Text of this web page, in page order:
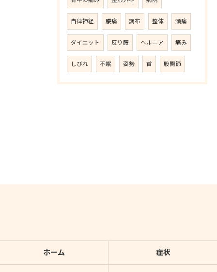
自律神経 腰痛 調布 整体 頭痛
ダイエット 反り腰 ヘルニア 痛み
しびれ 不眠 姿勢 首 股関節
ホーム 症状